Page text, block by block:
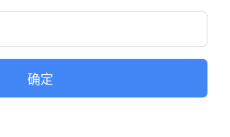
焦于Token消耗加速问题。有开发
这种技术突破与商业化的平衡难题
证明，其已具备处理复杂科研任务
势转化为可持续的商业模式，仍是决
确定